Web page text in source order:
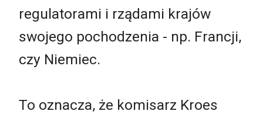
regulatorami i rządami krajów
swojego pochodzenia - np. Francji,
czy Niemiec.
To oznacza, że komisarz Kroes